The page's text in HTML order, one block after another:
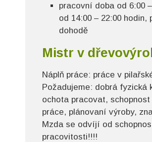
pracovní doba od 6:00
od 14:00 – 22:00 hodin,
dohodě
Mistr v
Náplň práce: práce v
Požadujeme: dobrá fyzická
ochota pracovat,
práce, plánovaní výroby,
Mzda se odvíjí od
pracovitosti!!!!